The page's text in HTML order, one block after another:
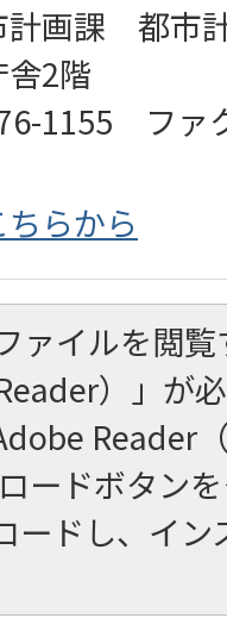
画課 都市
2階
1155 ファ
らから
ァイルを閲
）」が
Reader
ードボタン
ードし、イ